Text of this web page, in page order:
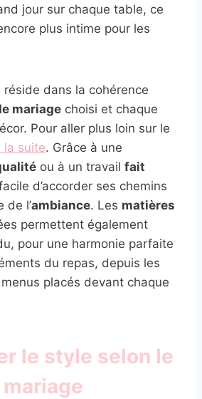
jour sur chaque table, ce
plus intime pour les
réside dans la cohérence
mariage choisi et chaque
Pour aller plus loin sur le
la suite. Grâce à une
ou à un travail fait
d’accorder ses chemins
de l’ambiance. Les matières
permettent également
pour une harmonie parfaite
du repas, depuis les
menus placés devant chaque
le style selon le